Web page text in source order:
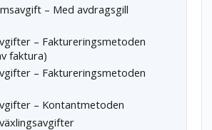
– Med avdragsgill
– Faktureringsmetoden
faktura)
– Faktureringsmetoden
– Kontantmetoden